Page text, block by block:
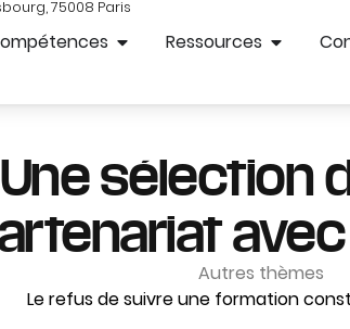
75008 Paris
Ressources
sélection
Autres thèmes
Le refus de suivre une formation